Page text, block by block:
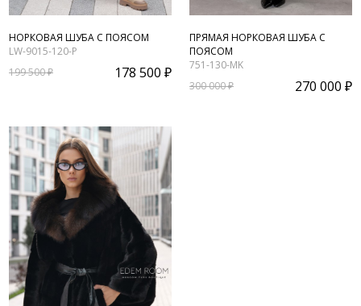
НОРКОВАЯ ШУБА С ПОЯСОМ
LW-9015-120-P
199 500 ₽
178 500 ₽
ПРЯМАЯ НОРКОВАЯ ШУБА С
ПОЯСОМ
751-130-MK
300 000 ₽
270 000 ₽